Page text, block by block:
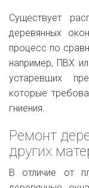
Существует
деревянных
процесс по
например, ПВХ
устаревших
которые
гниения.
Ремонт
других
В отличие от